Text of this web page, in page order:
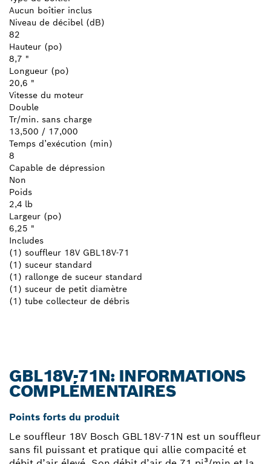
Aucun boîtier inclus
Niveau de décibel (dB)
82
Hauteur (po)
8,7 "
Longueur (po)
20,6 "
Vitesse du moteur
Double
Tr/min. sans charge
13,500 / 17,000
Temps d’exécution (min)
8
Capable de dépression
Non
Poids
2,4 lb
Largeur (po)
6,25 "
Includes
(1) souffleur 18V GBL18V-71
(1) suceur standard
(1) rallonge de suceur standard
(1) suceur de petit diamètre
(1) tube collecteur de débris
GBL18V-71N: INFORMATIONS
COMPLÉMENTAIRES
Points forts du produit
Le souffleur 18V Bosch GBL18V-71N est un souffleur
sans fil puissant et pratique qui allie compacité et